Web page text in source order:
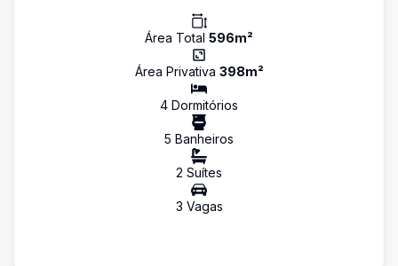
Área Total 596m²
Área Privativa 398m²
4 Dormitórios
5 Banheiros
2 Suítes
3 Vagas